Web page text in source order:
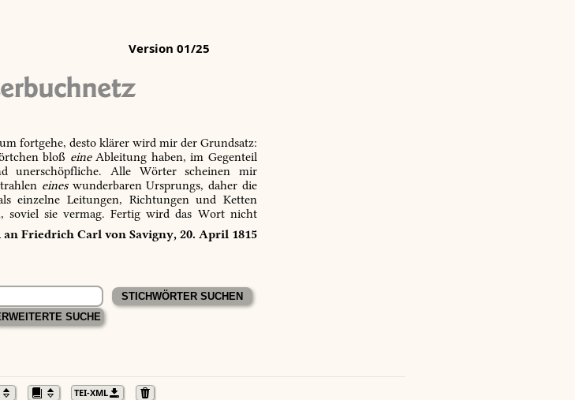
Version 01/25
fortgehe, desto klärer wird mir der Grundsatz:
bloß eineAbleitung haben, im Gegenteil
unerschöpfliche. Alle Wörter scheinen mir
eineswunderbaren Ursprungs, daher die
einzelne Leitungen, Richtungen und Ketten
soviel sie vermag. Fertig wird das Wort nicht
an Friedrich Carl von Savigny, 20. April 1815
SUCHE
TEI-XML